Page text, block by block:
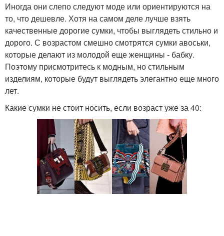
Иногда они слепо следуют моде или ориентируются на
то, что дешевле. Хотя на самом деле лучше взять
качественные дорогие сумки, чтобы выглядеть стильно и
дорого. С возрастом смешно смотрятся сумки авоськи,
которые делают из молодой еще женщины - бабку.
Поэтому присмотритесь к модным, но стильным
изделиям, которые будут выглядеть элегантно еще много
лет.
Какие сумки не стоит носить, если возраст уже за 40: